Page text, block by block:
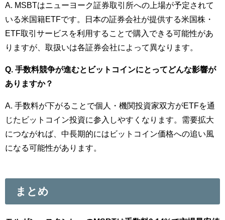
A. MSBTはニューヨーク証券取引所への上場が予定されて
いる米国籍ETFです。日本の証券会社が提供する米国株・
ETF取引サービスを利用することで購入できる可能性があ
りますが、取扱いは各証券会社によって異なります。
Q. 手数料競争が進むとビットコインにとってどんな影響が
ありますか？
A. 手数料が下がることで個人・機関投資家双方がETFを通
じたビットコイン投資に参入しやすくなります。需要拡大
につながれば、中長期的にはビットコイン価格への追い風
になる可能性があります。
まとめ